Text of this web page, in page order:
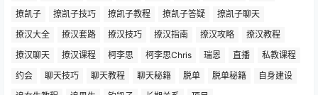
撩凯子
撩凯子技巧 撩凯子教程 撩凯子答疑
撩凯子聊天
撩汉大全
撩汉套路 撩汉技巧 撩汉指南 撩汉攻略
撩汉教程
撩汉聊天
撩汉课程 柯李思 柯李思Chris 瑞恩 直播
私教课程
约会
聊天技巧 聊天教程 聊天秘籍 脱单 脱单秘籍
自身建设